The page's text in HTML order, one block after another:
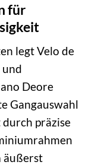
für
legt Velo de
Deore
Gangauswahl
präzise
äußerst